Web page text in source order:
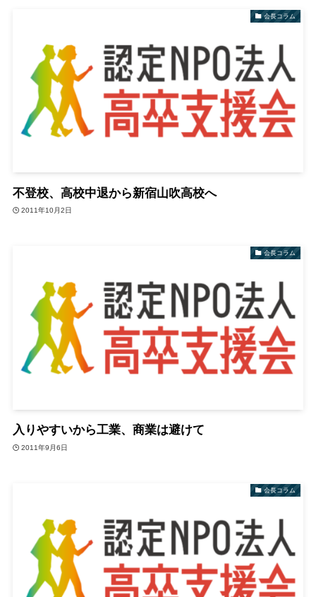
会長コラム
不登校、高校中退から新宿山吹高校へ
2011年10月2日
会長コラム
入りやすいから工業、商業は避けて
2011年9月6日
会長コラム